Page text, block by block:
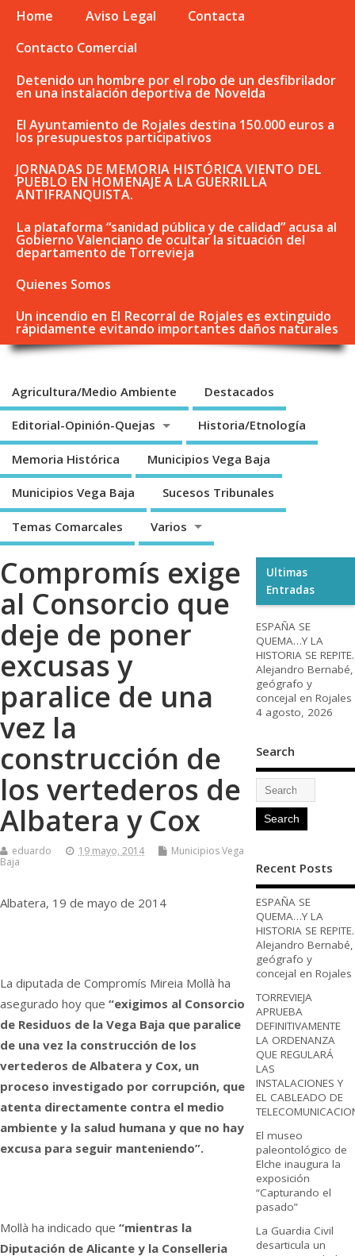
Home Aviso Legal
Contacta
Contacto Comercial
Detenido un hombre por el robo de un desfibrilador
en una instalación deportiva de Novelda
El Ayuntamiento de Rojales destina 150.000 euros a
los presupuestos participativos
JORNADAS DE MEMORIA HISTÓRICA VIENTO DEL
PUEBLO EN HOMENAJE A LA GUERRILLA
ANTIFRANQUISTA.
La plataforma “sanidad pública y de calidad” acusa al
Gobierno Valenciano de ocultar la situación del
departamento de Torrevieja
Quienes Somos
Un incendio en El Recorral de Rojales es extinguido
rápidamente evitando importantes daños naturales
Agricultura/Medio Ambiente Destacados
Editorial-Opinión-Quejas Historia/Etnología
Memoria Histórica Municipios Vega Baja
Municipios Vega Baja Sucesos Tribunales
Temas Comarcales Varios
Compromís exige
al Consorcio que
deje de poner
excusas y
paralice de una
vez la
construcción de
los vertederos de
Albatera y Cox
eduardo 19 mayo, 2014
Municipios Vega
Baja
Albatera, 19 de mayo de 2014
La diputada de Compromís Mireia Mollà ha
asegurado hoy que “exigimos al Consorcio
de Residuos de la Vega Baja que paralice
de una vez la construcción de los
vertederos de Albatera y Cox, un
proceso investigado por corrupción, que
atenta directamente contra el medio
ambiente y la salud humana y que no hay
excusa para seguir manteniendo”.
Mollà ha indicado que “mientras la
Diputación de Alicante y la Conselleria
Ultimas
Entradas
ESPAÑA SE
QUEMA…Y LA
HISTORIA SE REPITE.
Alejandro Bernabé,
geógrafo y
concejal en Rojales
4 agosto, 2026
Search
Recent Posts
ESPAÑA SE
QUEMA…Y LA
HISTORIA SE REPITE.
Alejandro Bernabé,
geógrafo y
concejal en Rojales
TORREVIEJA
APRUEBA
DEFINITIVAMENTE
LA ORDENANZA
QUE REGULARÁ
LAS
INSTALACIONES Y
EL CABLEADO DE
El museo
paleontológico de
Elche inaugura la
exposición
“Capturando el
pasado”
La Guardia Civil
desarticula un